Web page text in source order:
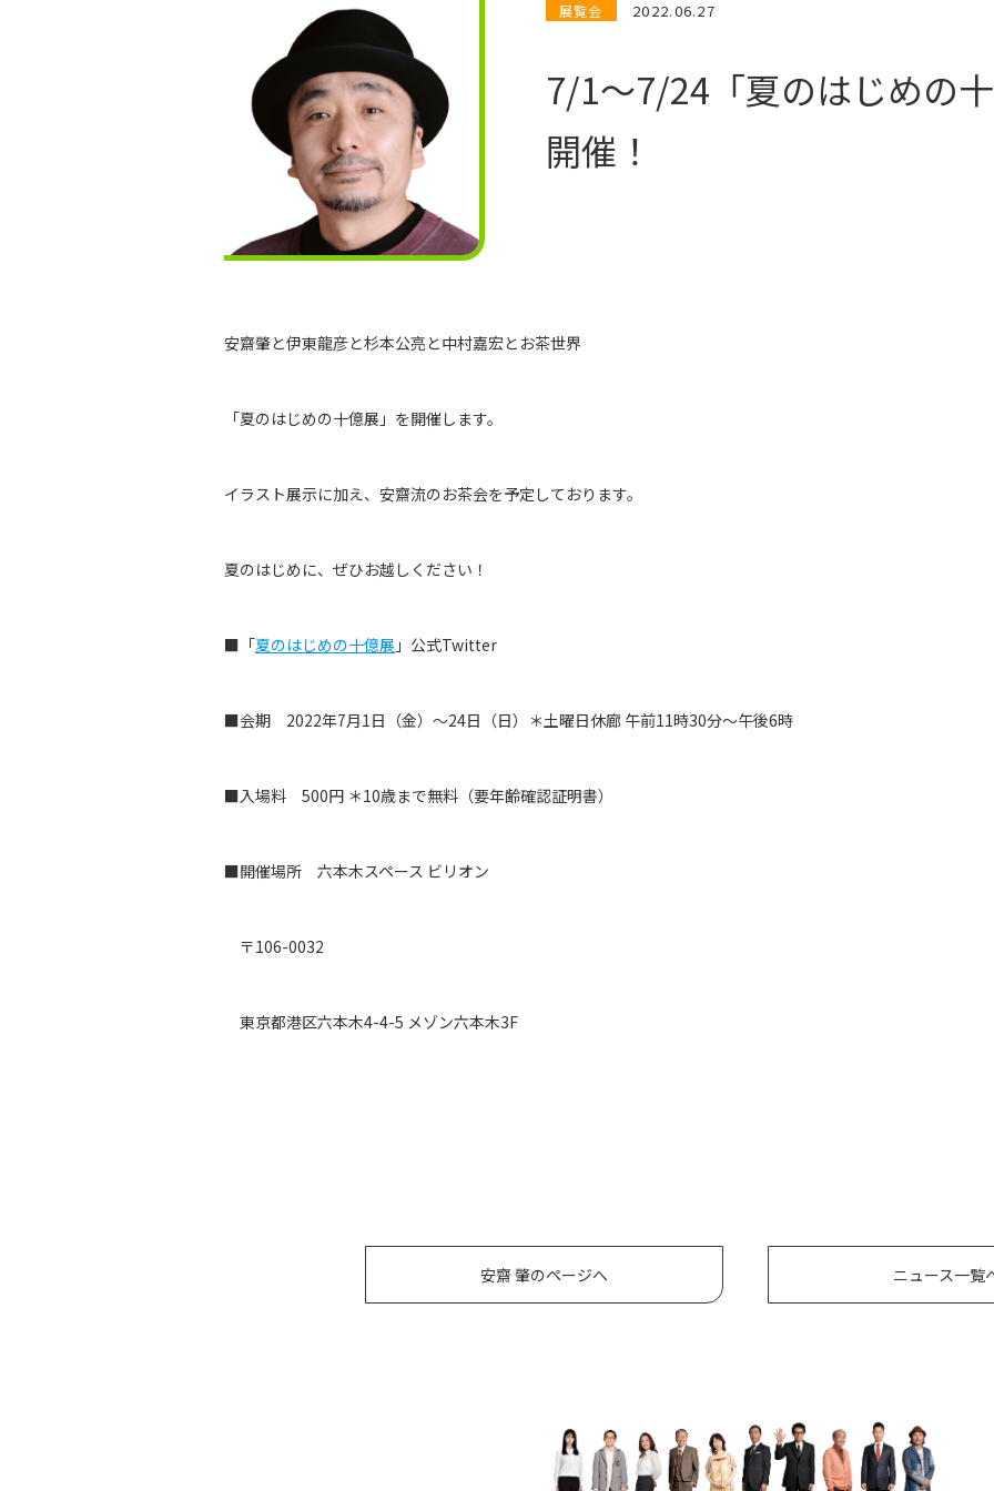
展覧会 2022.06.27
7/1〜7/24「夏のはじめの
開催！
安齋肇と伊東龍彦と杉本公亮と中村嘉宏とお茶世界
「夏のはじめの十億展」を開催します。
イラスト展示に加え、安齋流のお茶会を予定しております。
夏のはじめに、ぜひお越しください！
■「夏のはじめの十億展 」公式Twitter
■会期 2022年7月1日（金）～24日（日） ＊土曜日休廊 午前11時30分～午後6時
■入場料 500円 ＊10歳まで無料（要年齢確認証明書）
■開催場所 六本木スペース ビリオン
〒106-0032
東京都港区六本木4-4-5 メゾン六本木3F
安齋 肇のページへ ニュース一覧